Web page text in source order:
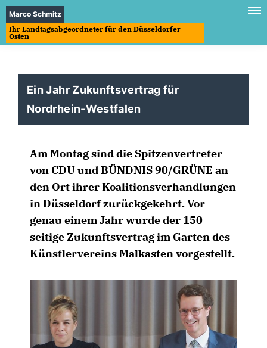
Marco Schmitz
Ihr Landtagsabgeordneter für den Düsseldorfer
Osten
Ein Jahr Zukunftsvertrag für
Nordrhein-Westfalen
Am Montag sind die Spitzenvertreter
von CDU und BÜNDNIS 90/GRÜNE an
den Ort ihrer Koalitionsverhandlungen
in Düsseldorf zurückgekehrt. Vor
genau einem Jahr wurde der 150
seitige Zukunftsvertrag im Garten des
Künstlervereins Malkasten vorgestellt.